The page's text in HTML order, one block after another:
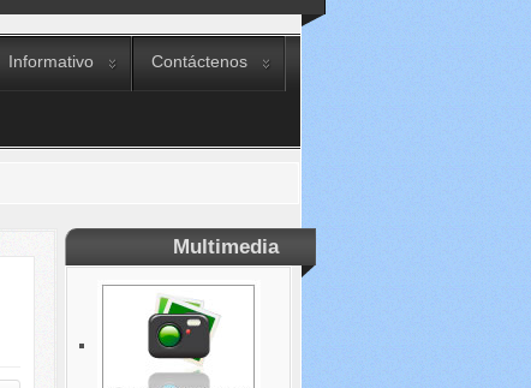
Informativo Contáctenos
Multimedia